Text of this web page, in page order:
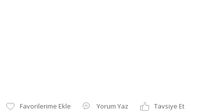
Yorum Yaz
Tavsiye Et